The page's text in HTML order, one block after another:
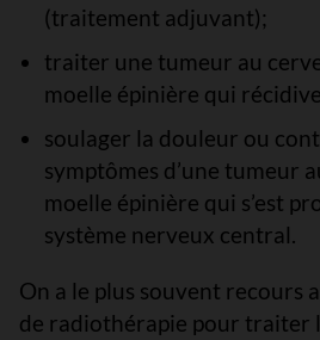
(traitement adjuvant);
traiter une tumeur au
moelle épinière qui
soulager la douleur ou
symptômes d’une tumeur
moelle épinière qui s’est
système nerveux central.
On a le plus souvent recours
de radiothérapie pour traiter